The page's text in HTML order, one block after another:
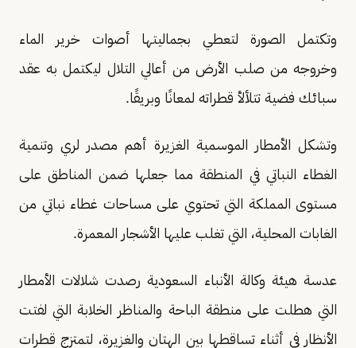
وتكتمل الصورة لتعطي بجماليتها أصوات خرير الماء
وخروجه من صلب الأرض من أعالي التلال ليكتمل به عقد
سبائك فضية تتلألأ قطراته لمعانًا وبريقًا.
‏‎وتشكل الأمطار الموسمية الغزيرة أهم مصدر لري وتنمية
الغطاء النباتي في المنطقة مما جعلها ضمن المناطق على
مستوى المملكة التي تحتوي على مساحات غطاء نباتي من
الغابات المحلية، التي تغلب عليها الأشجار المعمرة.
‏‎عدسة هيئة وكالة الأنباء السعودية رصدت شلالات الأمطار
التي هطلت على منطقة الباحة والمناظر الخلابة التي لفتت
الأنظار في أثناء تساقطها بين الهتان والغزيرة، لتمتزج قطرات